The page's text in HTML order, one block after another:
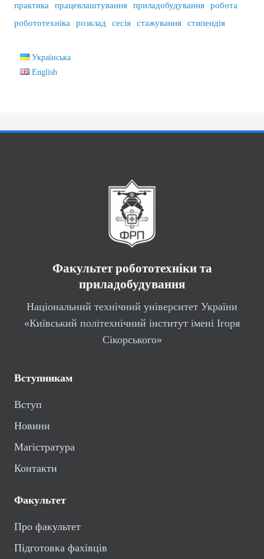
практика
працевлаштування приладобудування
робота
робототехніка
розклад сесія стажування стипендія
Українська
English
Факультет робототехніки та
приладобудування
Національний технічний університет України
«Київський політехнічний інститут імені Ігоря
Сікорського»
Вступникам
Вступ
Новини
Магістратура
Контакти
Факультет
Про факультет
Підготовка фахівців